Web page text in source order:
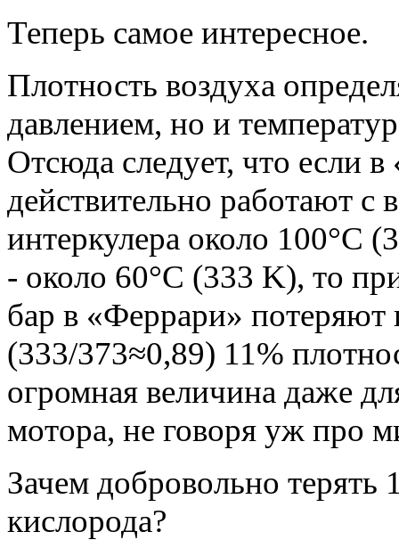
Теперь самое интересное.
Плотность воздуха
давлением, но и
Отсюда следует, что если
действительно работают с
интеркулера около 100°C
- около 60°C (333 K), то
бар в «Феррари» потеряют
(333/373≈0,89) 11%
огромная величина даже
мотора, не говоря уж про
Зачем добровольно терять
кислорода?